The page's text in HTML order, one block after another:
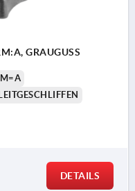
GRAUGUSS
DETAILS